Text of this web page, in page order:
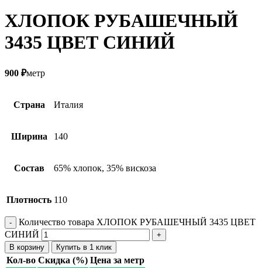
ХЛОПОК РУБАШЕЧНЫЙ
3435 ЦВЕТ СИНИЙ
900 ₽метр
Страна Италия
Ширина 140
Состав 65% хлопок, 35% вискоза
Плотность 110
Количество товара ХЛОПОК РУБАШЕЧНЫЙ 3435 ЦВЕТ
СИНИЙ
В корзину Купить в 1 клик
Кол-во Скидка (%) Цена за метр